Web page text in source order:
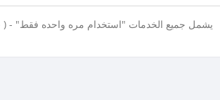
( سكاكا ) - "يشمل جميع الخدمات "استخدام مره واحده فقط